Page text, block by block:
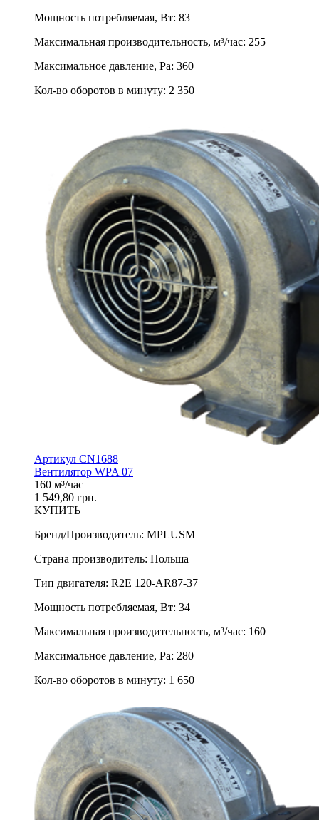
Мощность потребляемая, Вт: 83
Максимальная производительность, м³/час: 255
Максимальное давление, Pa: 360
Кол-во оборотов в минуту: 2 350
Артикул CN1688
Вентилятор WPA 07
160 м³/час
1 549,80 грн.
КУПИТЬ
Бренд/Производитель: MPLUSM
Страна производитель: Польша
Тип двигателя: R2E 120-AR87-37
Мощность потребляемая, Вт: 34
Максимальная производительность, м³/час: 160
Максимальное давление, Pa: 280
Кол-во оборотов в минуту: 1 650